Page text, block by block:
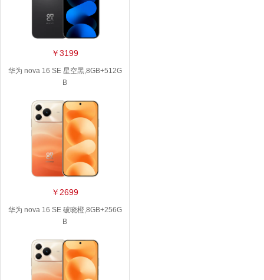
￥3199
华为 nova 16 SE 星空黑,8GB+512G
B
￥2699
华为 nova 16 SE 破晓橙,8GB+256G
B